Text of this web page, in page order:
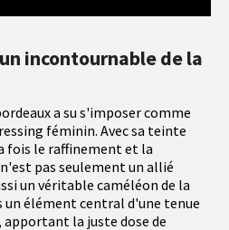
incontournable de la
a su s'imposer comme
féminin. Avec sa teinte
fois le raffinement et la
pas seulement un allié
un véritable caméléon de la
un élément central d'une tenue
la juste dose de